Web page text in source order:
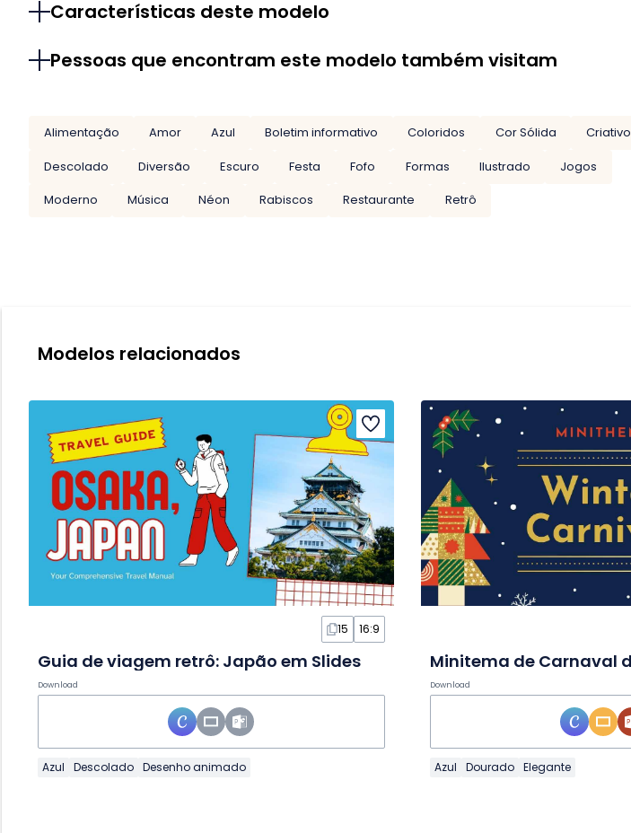
Características deste modelo
Pessoas que encontram este modelo também visitam
Alimentação Amor Azul Boletim informativo Coloridos Cor Sólida
Criativo
Descolado
Diversão Escuro Festa Fofo Formas Ilustrado
Jogos
Moderno
Música Néon Rabiscos Restaurante Retrô
Modelos relacionados
15 16:9
Guia de viagem retrô: Japão em Slides
Download
Azul Descolado Desenho animado
Download
Azul Dourado Elegante